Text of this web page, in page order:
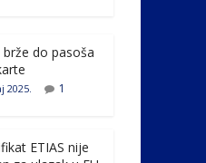
er ar
e
brže do pasoša
2025. 1
ETIAS nije